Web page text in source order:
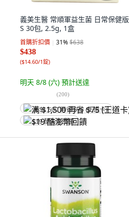
義美生醫 常順軍益生菌 日常保健版
S 30包, 2.5g, 1盒
首購折扣價 31%$638
$438
($14.60/1錠)
明天 8/8 (六) 預計送達
(200)
满 $1,500 再省 $75 (王道卡)
$19 酷澎幣回饋